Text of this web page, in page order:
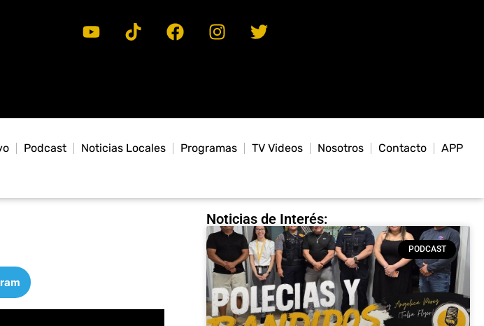
Podcast Noticias Locales Programas TV Videos Nosotros Contacto APP
Noticias de Interés:
PODCAST